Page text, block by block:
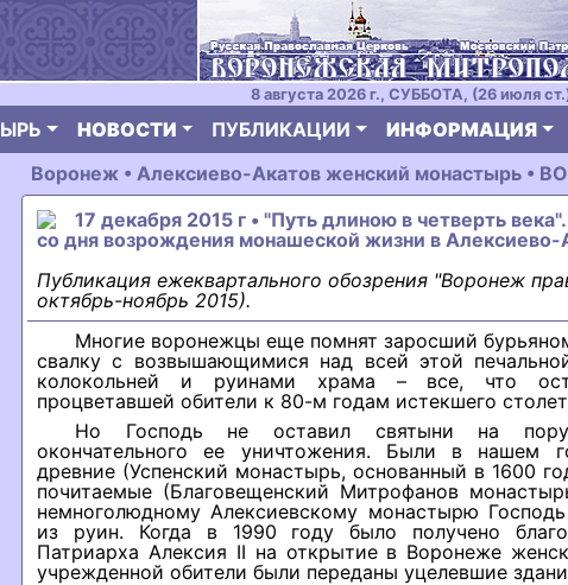
8 августа 2026 г., СУББОТА, (26 июля
НОВОСТИ ПУБЛИКАЦИИ ИНФОРМАЦИЯ
Воронеж • Алексиево-Акатов женский монастырь
17 декабря 2015 г • "Путь длиною в четверть
со дня возрождения монашеской жизни в
Публикация ежеквартального обозрения "Воронеж
октябрь-ноябрь 2015).
Многие воронежцы еще помнят заросший
свалку с возвышающимися над всей этой
колокольней и руинами храма – все, что
процветавшей обители к 80-м годам истекшего
Но Господь не оставил святыни на
окончательного ее уничтожения. Были в нашем
древние (Успенский монастырь, основанный в 1600
почитаемые (Благовещенский Митрофанов
немноголюдному Алексиевскому монастырю
из руин. Когда в 1990 году было получено
Патриарха Алексия II на открытие в Воронеже
учрежденной обители были переданы уцелевшие